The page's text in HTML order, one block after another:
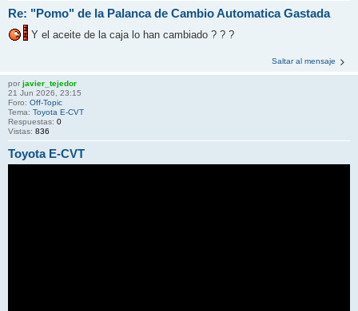
Re: "Pomo" de la Palanca de Cambio Automatica Gastada
Y el aceite de la caja lo han cambiado ? ? ?
Saltar al mensaje
por javier_tejedor
21 Jun 2026, 23:15
Foro: Off-Topic
Tema: Toyota E-CVT
Respuestas: 0
Vistas: 836
Toyota E-CVT